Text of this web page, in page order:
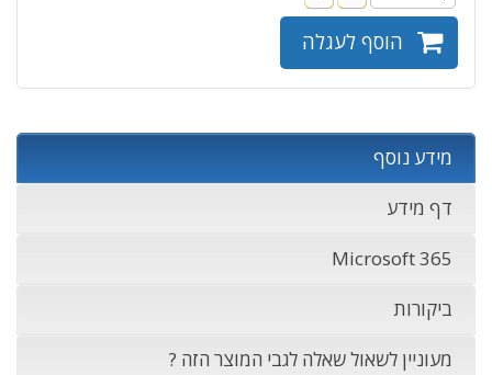
הוסף לעגלה
מידע נוסף
דף מידע
Microsoft 365
ביקורות
מעוניין לשאול שאלה לגבי המוצר הזה ?